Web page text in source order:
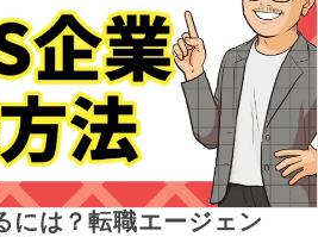
には？転職エージェン